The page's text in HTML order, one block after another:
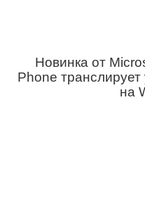
Новинка от
Phone
на